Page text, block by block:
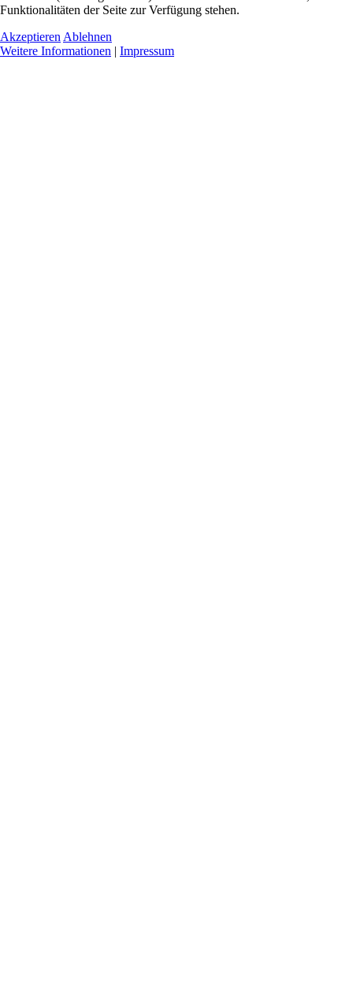
Funktionalitäten der Seite zur Verfügung stehen.
Akzeptieren Ablehnen
Weitere Informationen | Impressum